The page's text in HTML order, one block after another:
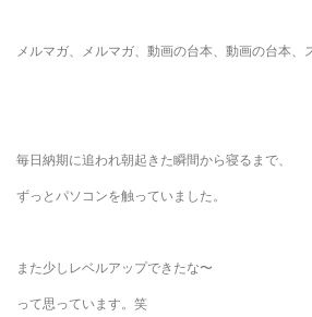
メルマガ、メルマガ、動画の台本、動画の台本、
毎日納期に追われ朝起きた瞬間から寝るまで、
ずっとパソコンを触っていました。
また少しレベルアップできたな〜
って思っています。笑